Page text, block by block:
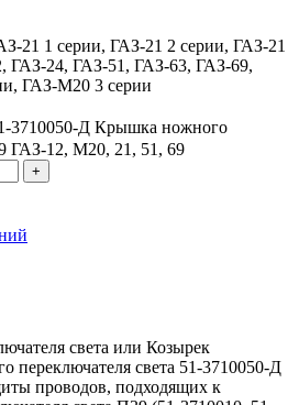
21 1 серии, ГАЗ-21 2 серии, ГАЗ-21
ГАЗ-24, ГАЗ-51, ГАЗ-63, ГАЗ-69,
ГАЗ-М20 3 серии
3710050-Д Крышка ножного
ГАЗ-12, М20, 21, 51, 69
света или Козырек
переключателя света 51-3710050-Д
проводов, подходящих к